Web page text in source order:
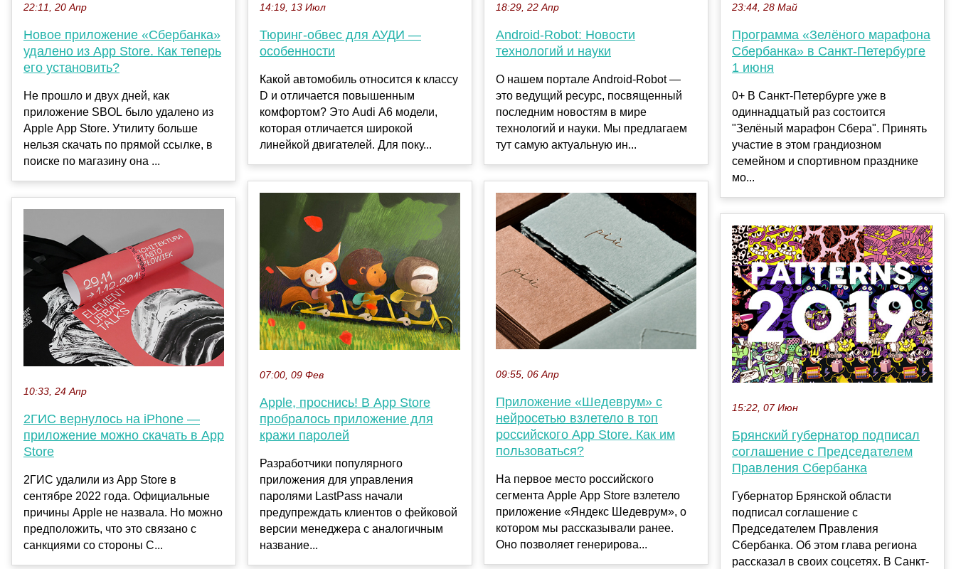
22:11, 20 Апр
Новое приложение «Сбербанка»
удалено из App Store. Как теперь
его установить?
Не прошло и двух дней, как
приложение SBOL было удалено из
Apple App Store. Утилиту больше
нельзя скачать по прямой ссылке, в
поиске по магазину она ...
10:33, 24 Апр
2ГИС вернулось на iPhone —
приложение можно скачать в App
Store
2ГИС удалили из App Store в
сентябре 2022 года. Официальные
причины Apple не назвала. Но можно
предположить, что это связано с
санкциями со стороны С...
14:19, 13 Июл
Тюринг-обвес для АУДИ —
особенности
Какой автомобиль относится к классу
D и отличается повышенным
комфортом? Это Audi А6 модели,
которая отличается широкой
линейкой двигателей. Для поку...
07:00, 09 Фев
Apple, проснись! В App Store
пробралось приложение для
кражи паролей
Разработчики популярного
приложения для управления
паролями LastPass начали
предупреждать клиентов о фейковой
версии менеджера с аналогичным
название...
18:29, 22 Апр
Android-Robot: Новости
технологий и науки
О нашем портале Android-Robot —
это ведущий ресурс, посвященный
последним новостям в мире
технологий и науки. Мы предлагаем
тут самую актуальную ин...
09:55, 06 Апр
Приложение «Шедеврум» с
нейросетью взлетело в топ
российского App Store. Как им
пользоваться?
На первое место российского
сегмента Apple App Store взлетело
приложение «Яндекс Шедеврум», о
котором мы рассказывали ранее.
Оно позволяет генерирова...
23:44, 28 Май
Программа «Зелёного марафона
Сбербанка» в Санкт-Петербурге
1 июня
0+ В Санкт-Петербурге уже в
одиннадцатый раз состоится
"Зелёный марафон Сбера". Принять
участие в этом грандиозном
семейном и спортивном празднике
мо...
15:22, 07 Июн
Брянский губернатор подписал
соглашение с Председателем
Правления Сбербанка
Губернатор Брянской области
подписал соглашение с
Председателем Правления
Сбербанка. Об этом глава региона
рассказал в своих соцсетях. В Санкт-